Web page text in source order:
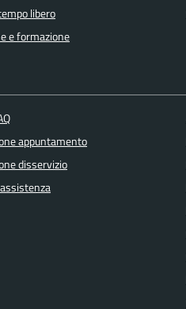
libero
e formazione
appuntamento
disservizio